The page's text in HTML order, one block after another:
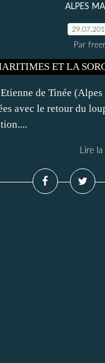
ALPES
Par
de Tinée
avec le retour du
Lire la